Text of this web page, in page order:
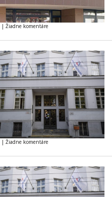
| Žiadne komentáre
| Žiadne komentáre